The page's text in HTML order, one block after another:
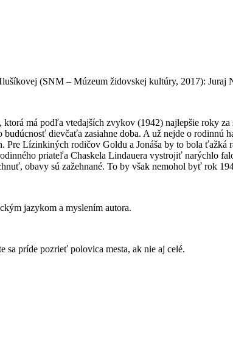
(SNM – Múzeum židovskej kultúry, 2017): Juraj
má podľa vtedajších zvykov (1942) najlepšie roky
dievčaťa zasiahne doba. A už nejde o
Pre Lízinkiných rodičov Goldu a Jonáša by to bola
priateľa Chaskela Lindauera vystrojiť narýchlo
obavy sú zažehnané. To by však nemohol byť rok
jazykom a myslením autora.
príde pozrieť polovica mesta, ak nie aj celé.